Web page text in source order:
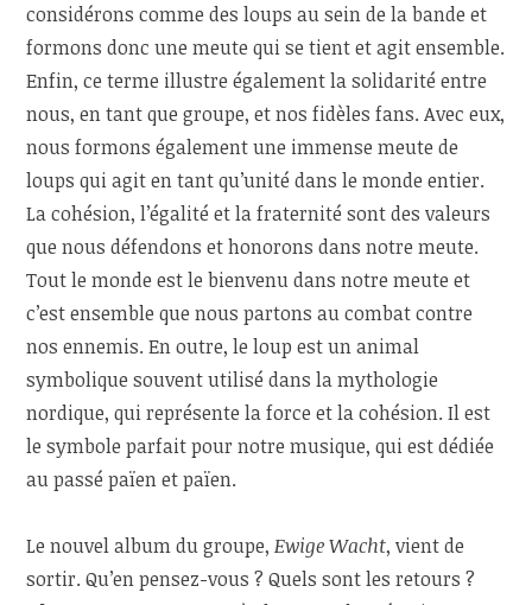
considérons comme des loups au sein de la bande et
formons donc une meute qui se tient et agit ensemble.
Enfin, ce terme illustre également la solidarité entre
nous, en tant que groupe, et nos fidèles fans. Avec eux,
nous formons également une immense meute de
loups qui agit en tant qu’unité dans le monde entier.
La cohésion, l’égalité et la fraternité sont des valeurs
que nous défendons et honorons dans notre meute.
Tout le monde est le bienvenu dans notre meute et
c’est ensemble que nous partons au combat contre
nos ennemis. En outre, le loup est un animal
symbolique souvent utilisé dans la mythologie
nordique, qui représente la force et la cohésion. Il est
le symbole parfait pour notre musique, qui est dédiée
au passé païen et païen.
Le nouvel album du groupe,Ewige Wacht, vient de
sortir. Qu’en pensez-vous ? Quels sont les retours ?